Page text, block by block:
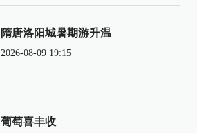
隋唐洛阳城暑期游升温
2026-08-09 19:15
葡萄喜丰收